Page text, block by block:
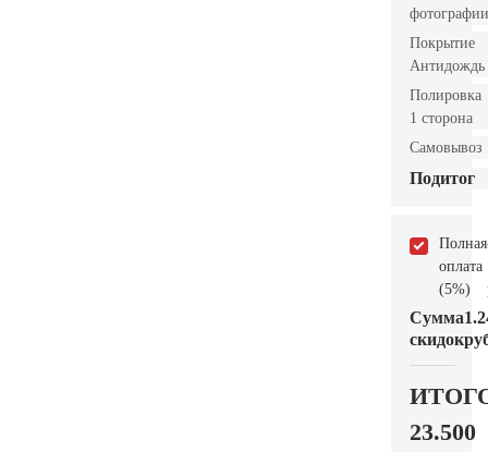
фотографии
Покрытие
Антидождь
Полировка
1 сторона
Самовывоз
Подитог
Полная
оплата
(5%)
Сумма
скидок
23.500